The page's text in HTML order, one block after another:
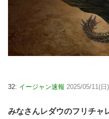
32: イージャン速報 2025/05/11(
みなさんレダウのフリチャ